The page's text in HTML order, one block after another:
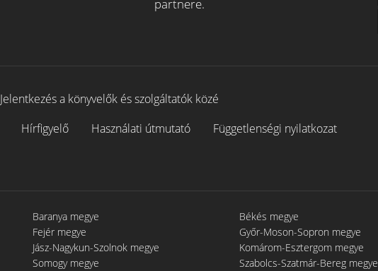
partnere.
Jelentkezés a könyvelők és szolgáltatók közé
Hírfigyelő Használati útmutató
Függetlenségi nyilatkozat
Baranya megye Békés megye
Fejér megye Győr-Moson-Sopron megye
Jász-Nagykun-Szolnok megye Komárom-Esztergom megye
Somogy megye Szabolcs-Szatmár-Bereg megye